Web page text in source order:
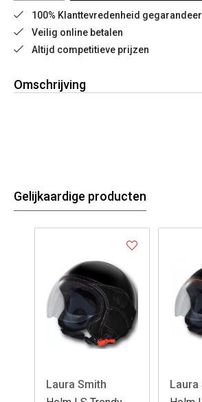
100% Klanttevredenheid
Veilig online betalen
Altijd competitieve prijzen
Omschrijving
Gelijkaardige producten
Laura Smith
Laura